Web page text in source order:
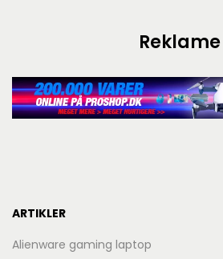
Reklame
ARTIKLER
Alienware gaming laptop